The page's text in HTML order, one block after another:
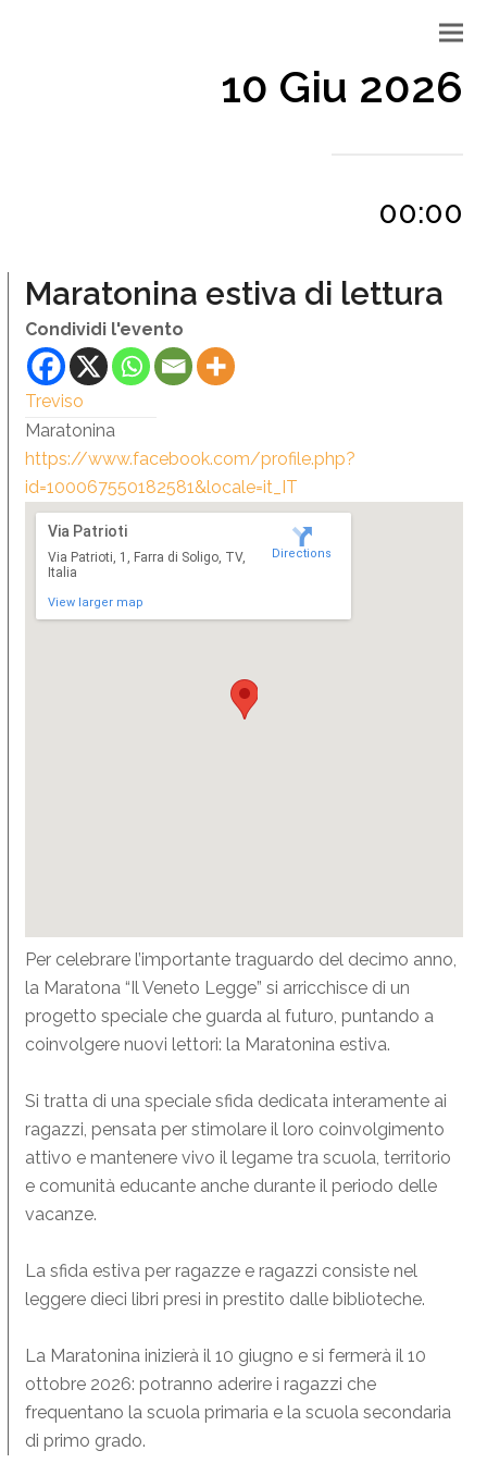
10 Giu 2026
00:00
Maratonina estiva di lettura
Condividi l'evento
Treviso
Maratonina
https://www.facebook.com/profile.php?
id=100067550182581&locale=it_IT
Via Patrioti
Via Patrioti, 1, Farra di Soligo, TV,
Italia
View larger map
Directions
Per celebrare l’importante traguardo del decimo anno,
la Maratona “Il Veneto Legge” si arricchisce di un
progetto speciale che guarda al futuro, puntando a
coinvolgere nuovi lettori: la Maratonina estiva.
Si tratta di una speciale sfida dedicata interamente ai
ragazzi, pensata per stimolare il loro coinvolgimento
attivo e mantenere vivo il legame tra scuola, territorio
e comunità educante anche durante il periodo delle
vacanze.
La sfida estiva per ragazze e ragazzi consiste nel
leggere dieci libri presi in prestito dalle biblioteche.
La Maratonina inizierà il 10 giugno e si fermerà il 10
ottobre 2026: potranno aderire i ragazzi che
frequentano la scuola primaria e la scuola secondaria
di primo grado.